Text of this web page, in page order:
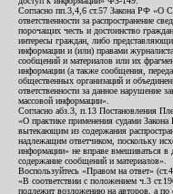
Согласно пп.3,4,6 ст.57 Закона РФ «О
ответственности за распространение
порочащих честь и достоинство
интересы граждан, либо
информации и (или) правами
сообщений и материалов или их
информации (а также сообщения,
общественных организаций и
ответственности за данное нарушение
массовой информации».
Согласно абз.3, п.13 Постановления
«О практике применения судами
вытекающим из содержания
надлежащим ответчиком, поскольку
информации» не вправе вмешиваться в
содержание сообщений и материалов».
Воспользуйтесь «Правом на ответ»
«В соответствии с положением ч.3
подлежит возложению на авторов, а